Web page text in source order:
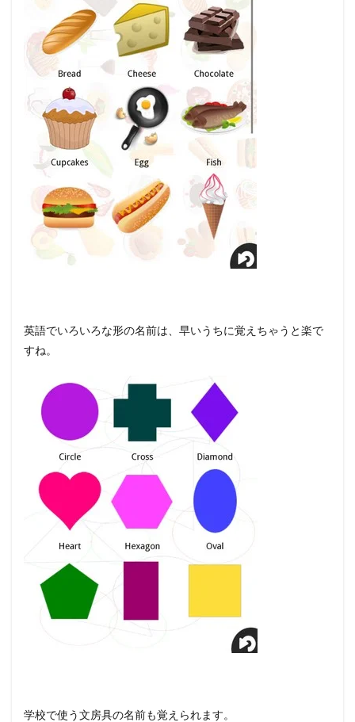
英語でいろいろな形の名前は、早いうちに覚えちゃうと楽で
すね。
学校で使う文房具の名前も覚えられます。